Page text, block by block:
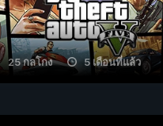
25 กลโกง 5 เดือนที่แล้ว